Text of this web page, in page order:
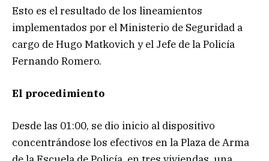
Esto es el resultado de los lineamientos
implementados por el Ministerio de Seguridad a
cargo de Hugo Matkovich y el Jefe de la Policía
Fernando Romero.
El procedimiento
Desde las 01:00, se dio inicio al dispositivo
concentrándose los efectivos en la Plaza de Arma